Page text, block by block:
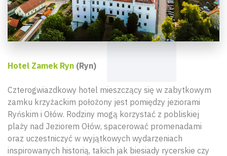
Hotel Zamek Ryn (Ryn)
Czterogwiazdkowy hotel mieszczący się w zabytkowym
zamku krzyżackim położony jest pomiędzy jeziorami
Ryńskim i Ołów. Rodziny mogą korzystać z pobliskiej
plaży nad Jeziorem Ołów, spacerować promenadami
oraz uczestniczyć w wyjątkowych wydarzeniach
inspirowanych historią, takich jak biesiady rycerskie czy